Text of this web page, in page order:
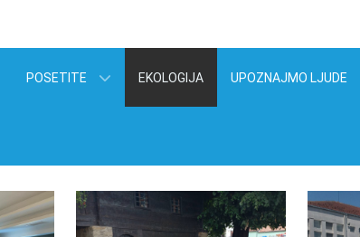
POSETITE EKOLOGIJA UPOZNAJMO LJUDE